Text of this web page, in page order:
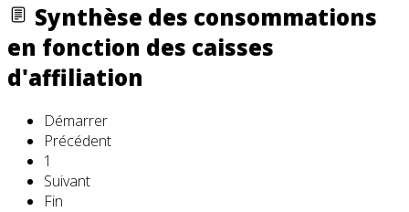
Synthèse des consommations
en fonction des caisses
d'affiliation
Démarrer
Précédent
1
Suivant
Fin